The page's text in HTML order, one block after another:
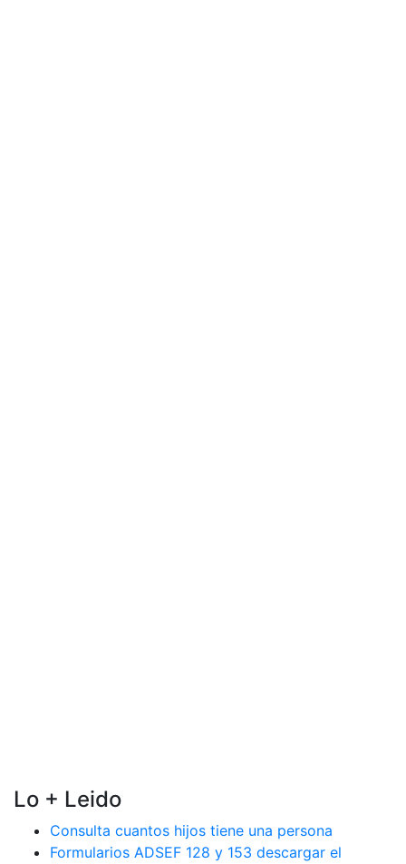
Lo + Leido
Consulta cuantos hijos tiene una persona
Formularios ADSEF 128 y 153 descargar el